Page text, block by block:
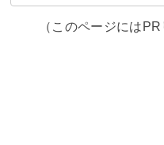
（このページには